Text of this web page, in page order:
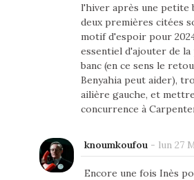
l'hiver après une petite
deux premières citées
motif d'espoir pour
essentiel d'ajouter de
banc (en ce sens le
Benyahia peut aider),
ailière gauche, et
concurrence à
knoumkoufou - lun 27
Encore une fois Inès